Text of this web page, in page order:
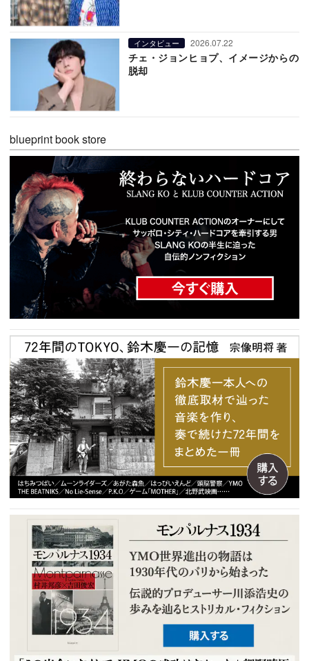
インタビュー 2026.07.22
チェ・ジョンヒョプ、イメージからの
脱却
blueprint book store